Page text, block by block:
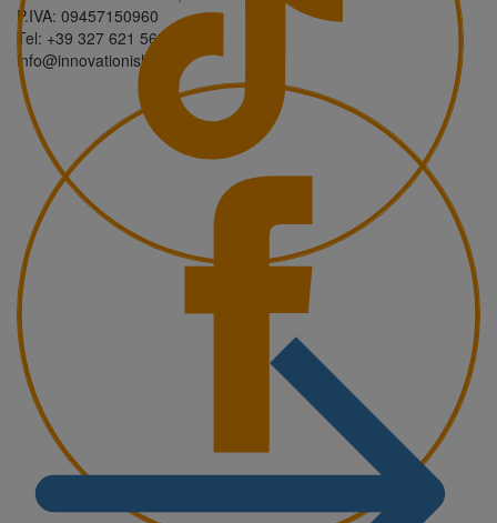
P.IVA: 09457150960
Tel: +39 327 621 5632
info@innovationisland.it